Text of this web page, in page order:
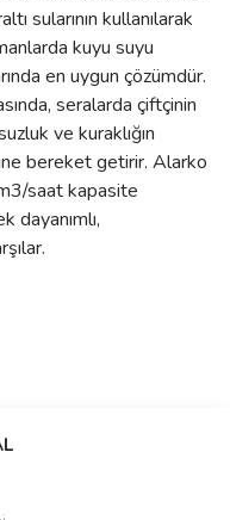
sularının kullanılarak
kuyu suyu
en uygun çözümdür.
seralarda çiftçinin
ve kuraklığın
bereket getirir. Alarko
saat kapasite
dayanımlı,
yapın!
sorulmamış.